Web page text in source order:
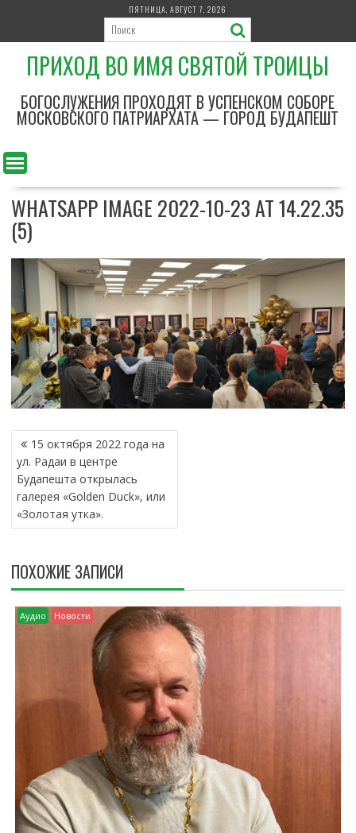
р
с
о
ПЯТНИЦА, АВГУСТ 7, 2026
ПРИХОД ВО ИМЯ СВЯТОЙ ТРОИЦЫ
БОГОСЛУЖЕНИЯ ПРОХОДЯТ В УСПЕНСКОМ СОБОРЕ
МОСКОВСКОГО ПАТРИАРХАТА — ГОРОД БУДАПЕШТ
WHATSAPP IMAGE 2022-10-23 AT 14.22.35
(5)
Н
А
В
И
Г
А
И
Я
П
О
З
Я
15 октября 2022 года на
ул. Радаи в центре
Будапешта открылась
галерея «Golden Duck», или
«Золотая утка».
ПОХОЖИЕ ЗАПИСИ
Аудио Новости